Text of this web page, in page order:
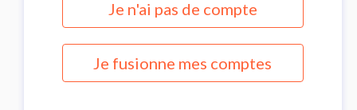
Je n'ai pas de compte
Je fusionne mes comptes